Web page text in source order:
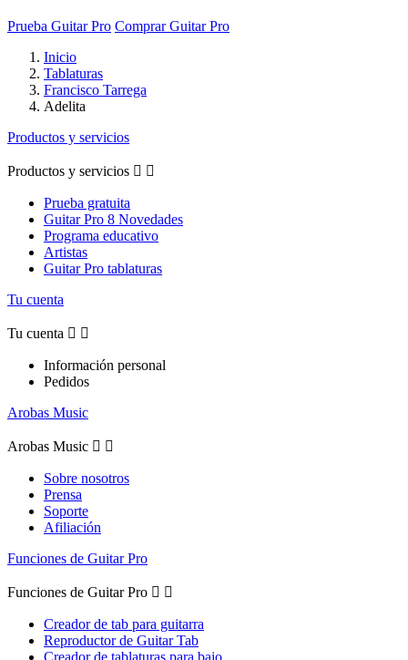
Prueba Guitar Pro Comprar Guitar Pro
Inicio
Tablaturas
Francisco Tarrega
Adelita
Productos y servicios
Productos y servicios  
Prueba gratuita
Guitar Pro 8 Novedades
Programa educativo
Artistas
Guitar Pro tablaturas
Tu cuenta
Tu cuenta  
Información personal
Pedidos
Arobas Music
Arobas Music  
Sobre nosotros
Prensa
Soporte
Afiliación
Funciones de Guitar Pro
Funciones de Guitar Pro  
Creador de tab para guitarra
Reproductor de Guitar Tab
Creador de tablaturas para bajo